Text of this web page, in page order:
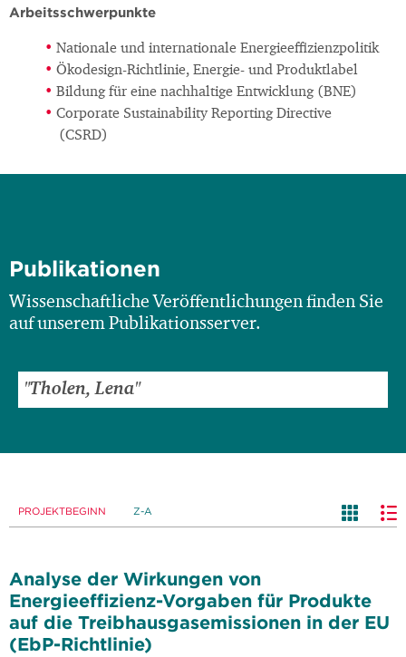
Arbeitsschwerpunkte
Nationale und internationale Energieeffizienzpolitik
Ökodesign-Richtlinie, Energie- und Produktlabel
Bildung für eine nachhaltige Entwicklung (BNE)
Corporate Sustainability Reporting Directive
(CSRD)
Publikationen
Wissenschaftliche Veröffentlichungen finden Sie
auf unserem Publikationsserver.
PROJEKTBEGINN Z-A
Analyse der Wirkungen von
Energieeffizienz-Vorgaben für Produkte
auf die Treibhausgasemissionen in der EU
(EbP-Richtlinie)